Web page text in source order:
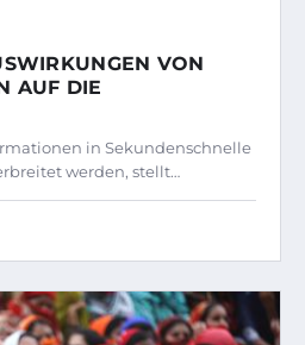
VON
AUF DIE
in Sekundenschnelle
werden, stellt…